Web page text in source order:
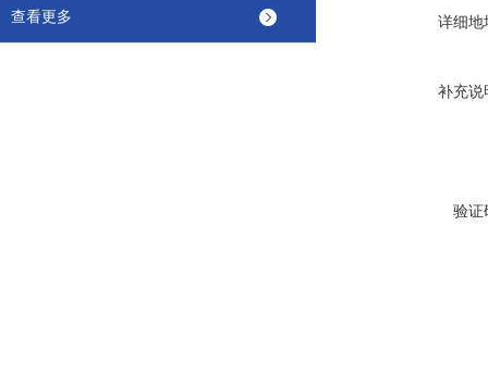
查看更多 详细地
补充说
验证